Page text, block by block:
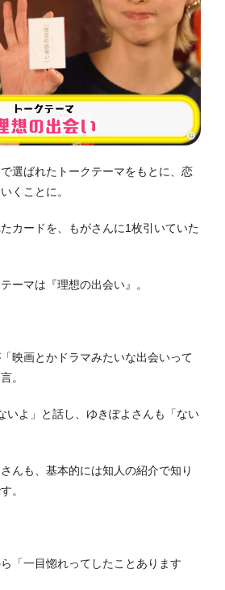
選ばれたトークテーマをもとに、恋
くことに。
カードを、もがさんに1枚引いていた
ーマは『理想の出会い』。
映画とかドラマみたいな出会いって
。
いよ」と話し、ゆきぽよさんも「ない
んも、基本的には知人の紹介で知り
。
「一目惚れってしたことあります